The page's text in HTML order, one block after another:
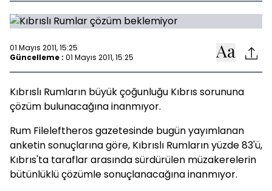
01 Mayıs 2011, 15:25
Güncelleme : 01 Mayıs 2011, 15:25
Kıbrıslı Rumların büyük çoğunluğu Kıbrıs sorununa
çözüm bulunacağına inanmıyor.
Rum Fileleftheros gazetesinde bugün yayımlanan
anketin sonuçlarına göre, Kıbrıslı Rumların yüzde 83'ü,
Kıbrıs'ta taraflar arasında sürdürülen müzakerelerin
bütünlüklü çözümle sonuçlanacağına inanmıyor.